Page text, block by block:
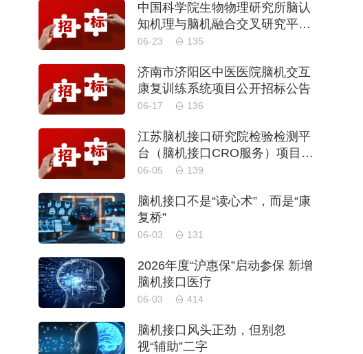
中国科学院生物物理研究所脑认
知机理与脑机融合交叉研究平台
基础科研能力建设项目公开招标
06-23 135
济南市济阳区中医医院脑机交互
康复训练系统项目公开招标公告
06-17 136
江苏脑机接口研究院检验检测平
台（脑机接口CRO服务）项目采
购公告
06-05 139
脑机接口不是“读心术”，而是“康
复桥”
06-03 131
2026年度“沪惠保”启动参保 新增
脑机接口医疗
06-03 414
脑机接口风头正劲，但别忽
视“辅助”二字